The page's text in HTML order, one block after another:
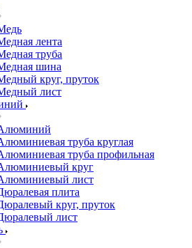
лента
труба
шина
круг, пруток
лист
труба круглая
труба профильная
круг
лист
плита
круг, пруток
лист